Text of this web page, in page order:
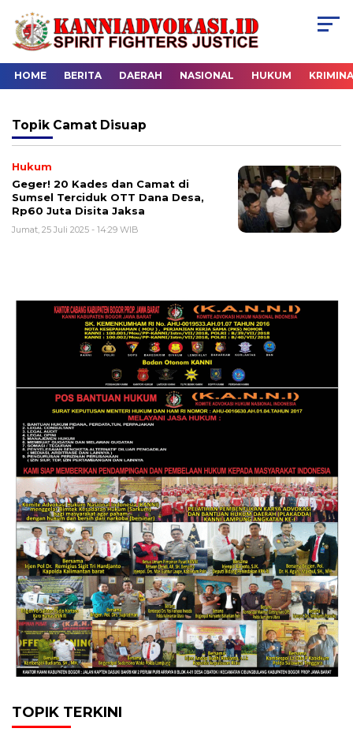
HOME BERITA DAERAH NASIONAL HUKUM
Topik Camat Disuap
Hukum
Geger! 20 Kades dan Camat di
Sumsel Terciduk OTT Dana Desa,
Rp60 Juta Disita Jaksa
Jumat, 25 Juli 2025 - 14:29 WIB
TOPIK TERKINI